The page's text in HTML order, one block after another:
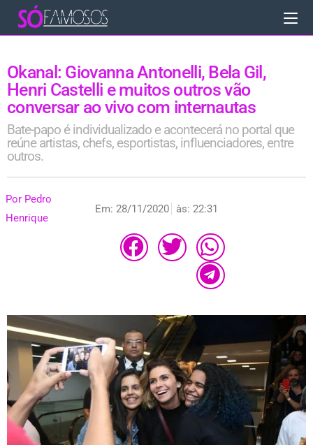
Okanal: Giovanna Antonelli, Bela Gil,
Henri Castelli e muitos outros vão
conversar ao vivo com internautas
Bate-papo é individualizado e acontecerá no portal que
reúne artistas, chefs, esportistas, influenciadores, entre
outros.
Por Pedro
Henrique
Em: 28/11/2020 às: 22:31